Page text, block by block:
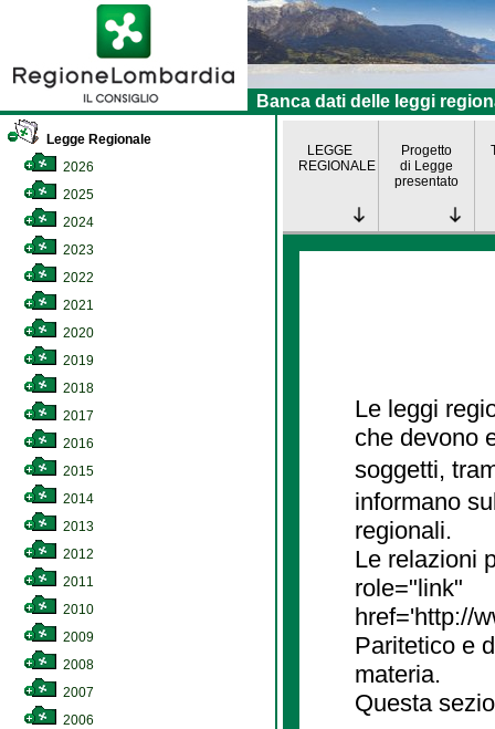
Banca dati delle leggi
Legge Regionale
2026
2025
2024
2023
2022
2021
2020
2019
2018
2017
2016
2015
2014
2013
2012
2011
2010
2009
2008
2007
2006
LEGGE
REGIONALE
Progetto
di Legge
presentato
Le leggi
che devono
soggetti,
informano
regionali.
Le relazioni
role="link"
href='http://
Paritetico e
materia.
Questa